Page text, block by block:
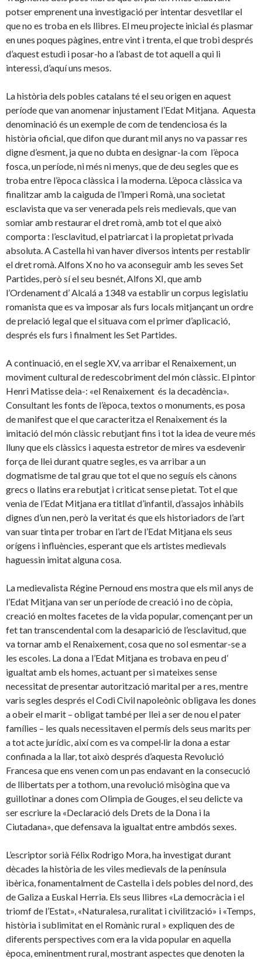
potser emprenent una investigació per intentar desvetllar el
que no es troba en els llibres. El meu projecte inicial és plasmar
en unes poques pàgines, entre vint i trenta, el que trobi després
d’aquest estudi i posar-ho a l’abast de tot aquell a qui li
interessi, d’aquí uns mesos.
La història dels pobles catalans té el seu origen en aquest
període que van anomenar injustament l’Edat Mitjana. Aquesta
denominació és un exemple de com de tendenciosa és la
història oficial, que difon que durant mil anys no va passar res
digne d’esment, ja que no dubta en designar-la com l’època
fosca, un període, ni més ni menys, que de deu segles que es
troba entre l’època clàssica i la moderna. L’època clàssica va
finalitzar amb la caiguda de l’Imperi Romà, una societat
esclavista que va ser venerada pels reis medievals, que van
somiar amb restaurar el dret romà, amb tot el que això
comporta : l’esclavitud, el patriarcat i la propietat privada
absoluta. A Castella hi van haver diversos intents per restablir
el dret romà. Alfons X no ho va aconseguir amb les seves Set
Partides, però sí el seu besnét, Alfons XI, que amb
l’Ordenament d’ Alcalá a 1348 va establir un corpus legislatiu
romanista que es va imposar als furs locals mitjançant un ordre
de prelació legal que el situava com el primer d’aplicació,
després els furs i finalment les Set Partides.
A continuació, en el segle XV, va arribar el Renaixement, un
moviment cultural de redescobriment del món clàssic. El pintor
Henri Matisse deia-: «el Renaixement és la decadència».
Consultant les fonts de l’època, textos o monuments, es posa
de manifest que el que caracteritza el Renaixement és la
imitació del món clàssic rebutjant fins i tot la idea de veure més
lluny que els clàssics i aquesta estretor de mires va esdevenir
força de llei durant quatre segles, es va arribar a un
dogmatisme de tal grau que tot el que no seguís els cànons
grecs o llatins era rebutjat i criticat sense pietat. Tot el que
venia de l’Edat Mitjana era titllat d’infantil, d’assajos inhàbils
dignes d’un nen, però la veritat és que els historiadors de l’art
van suar tinta per trobar en l’art de l’Edat Mitjana els seus
orígens i influències, esperant que els artistes medievals
haguessin imitat alguna cosa.
La medievalista Régine Pernoud ens mostra que els mil anys de
l’Edat Mitjana van ser un període de creació i no de còpia,
creació en moltes facetes de la vida popular, començant per un
fet tan transcendental com la desaparició de l’esclavitud, que
va tornar amb el Renaixement, cosa que no sol esmentar-se a
les escoles. La dona a l’Edat Mitjana es trobava en peu d’
igualtat amb els homes, actuant per si mateixes sense
necessitat de presentar autorització marital per a res, mentre
varis segles després el Codi Civil napoleònic obligava les dones
a obeir el marit – obligat també per llei a ser de nou el pater
famílies – les quals necessitaven el permís dels seus marits per
a tot acte jurídic, així com es va compel·lir la dona a estar
confinada a la llar, tot això després d’aquesta Revolució
Francesa que ens venen com un pas endavant en la consecució
de llibertats per a tothom, una revolució misògina que va
guillotinar a dones com Olimpia de Gouges, el seu delicte va
ser escriure la «Declaració dels Drets de la Dona i la
Ciutadana», que defensava la igualtat entre ambdós sexes.
L’escriptor sorià Félix Rodrigo Mora, ha investigat durant
dècades la història de les viles medievals de la península
ibèrica, fonamentalment de Castella i dels pobles del nord, des
de Galiza a Euskal Herria. Els seus llibres «La democràcia i el
triomf de l’Estat», «Naturalesa, ruralitat i civilització» i «Temps,
història i sublimitat en el Romànic rural » expliquen des de
diferents perspectives com era la vida popular en aquella
època, eminentment rural, mostrant aspectes que denoten la